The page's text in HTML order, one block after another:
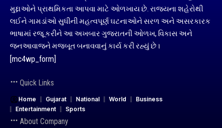
મુદ્દાઓને પ્રાથમિકતા આપવા માટે ઓળખાય છે. રાજ્યના શહેરોથી
લઈને ગામડાંઓ સુધીની મહત્વપૂર્ણ ઘટનાઓને સરળ અને અસરકારક
ભાષામાં રજૂ કરીને આ અખબાર ગુજરાતની ઓળખ, વિકાસ અને
જનઆવાજને મજબૂત બનાવવાનું કાર્ય કરી રહ્યું છે।
[mc4wp_form]
Quick Links
Home Gujarat National World
Business
Entertainment
Sports
About Company